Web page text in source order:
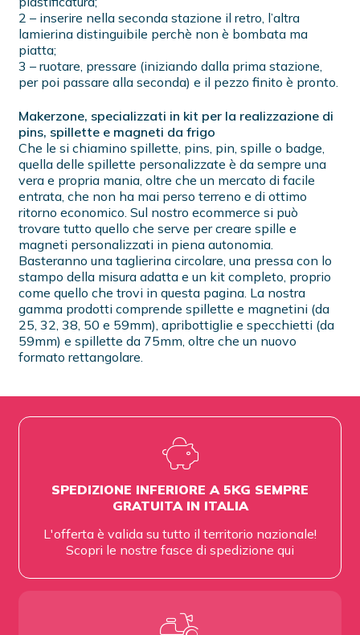
2 – inserire nella seconda stazione il retro, l’altra
lamierina distinguibile perchè non è bombata ma
piatta;
3 – ruotare, pressare (iniziando dalla prima stazione,
per poi passare alla seconda) e il pezzo finito è pronto.
Makerzone, specializzati in kit per la realizzazione di
pins, spillette e magneti da frigo
Che le si chiamino spillette, pins, pin, spille o badge,
quella delle spillette personalizzate è da sempre una
vera e propria mania, oltre che un mercato di facile
entrata, che non ha mai perso terreno e di ottimo
ritorno economico. Sul nostro ecommerce si può
trovare tutto quello che serve per creare spille e
magneti personalizzati in piena autonomia.
Basteranno una taglierina circolare, una pressa con lo
stampo della misura adatta e un kit completo, proprio
come quello che trovi in questa pagina. La nostra
gamma prodotti comprende spillette e magnetini (da
25, 32, 38, 50 e 59mm), apribottiglie e specchietti (da
59mm) e spillette da 75mm, oltre che un nuovo
formato rettangolare.
SPEDIZIONE INFERIORE A 5KG SEMPRE
GRATUITA IN ITALIA
L'offerta è valida su tutto il territorio nazionale!
Scopri le nostre fasce di spedizione qui